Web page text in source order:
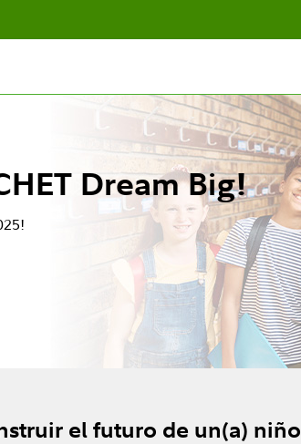
Dream Big!
el futuro de un(a)